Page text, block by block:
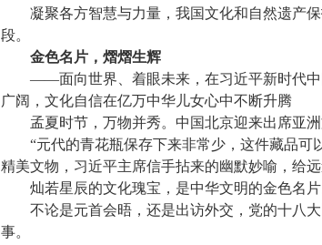
凝聚各方智慧与力量，我国文化和自然遗产保
段。
金色名片，熠熠生辉
——面向世界、着眼未来，在习近平新时代中
广阔，文化自信在亿万中华儿女心中不断升腾
孟夏时节，万物并秀。中国北京迎来出席亚洲
“元代的青花瓶保存下来非常少，这件藏品可
精美文物，习近平主席信手拈来的幽默妙喻，给
灿若星辰的文化瑰宝，是中华文明的金色名片
不论是元首会晤，还是出访外交，党的十八大
事。